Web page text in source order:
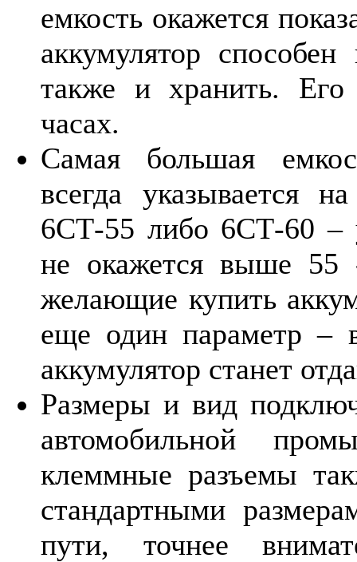
емкость окажется
аккумулятор способен
также и хранить. Его
часах.
Самая большая
всегда указывается
6СТ-55 либо 6СТ-60 –
не окажется выше 55
желающие купить
еще один параметр –
аккумулятор станет
Размеры и вид
автомобильной
клеммные разъемы
стандартными
пути, точнее